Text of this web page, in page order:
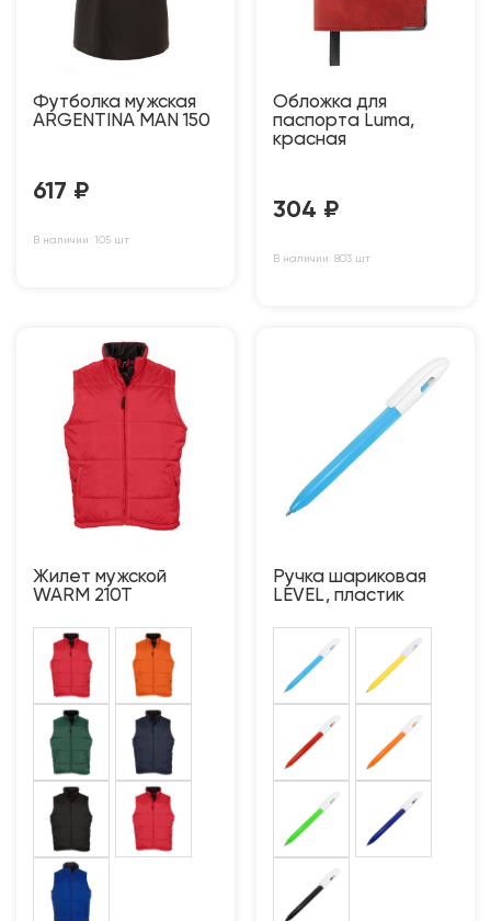
Футболка мужская
ARGENTINA MAN 150
617 ₽
В наличии: 105 шт
Обложка для
паспорта Luma,
красная
304 ₽
В наличии: 803 шт
Жилет мужской
WARM 210T
Ручка шариковая
LEVEL, пластик